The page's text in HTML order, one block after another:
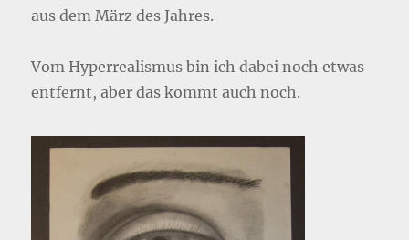
aus dem März des Jahres.
Vom Hyperrealismus bin ich dabei noch etwas
entfernt, aber das kommt auch noch.